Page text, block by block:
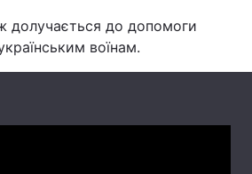
Туризм
Погода
долучається до допомоги
воїнам.